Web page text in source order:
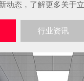
动态，了解更多关于
行业资讯